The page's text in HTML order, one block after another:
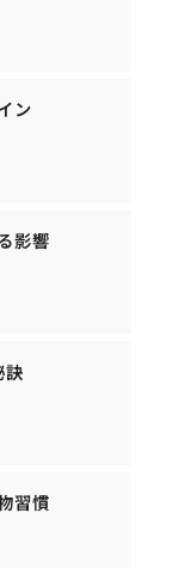
ン
影響
訣
習慣